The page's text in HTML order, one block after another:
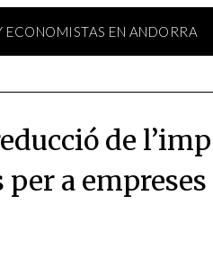
ECONOMISTAS EN ANDORRA
de
a empreses